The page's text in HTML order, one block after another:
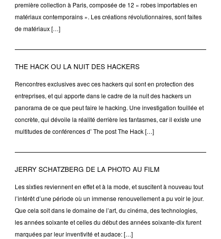
première collection à Paris, composée de 12 « robes importables en
matériaux contemporains ». Les créations révolutionnaires, sont faites
de matériaux […]
THE HACK OU LA NUIT DES HACKERS
Rencontres exclusives avec ces hackers qui sont en protection des
entreprises, et qui apporte dans le cadre de la nuit des hackers un
panorama de ce que peut faire le hacking. Une investigation fouillée et
concrète, qui dévoile la réalité derrière les fantasmes, car il existe une
multitudes de conférences d’ The post The Hack […]
JERRY SCHATZBERG DE LA PHOTO AU FILM
Les sixties reviennent en effet et à la mode, et suscitent à nouveau tout
l’intérêt d’une période où un immense renouvellement a pu voir le jour.
Que cela soit dans le domaine de l’art, du cinéma, des technologies,
les années soixante et celles du début des années soixante-dix furent
marquées par leur inventivité et audace: […]